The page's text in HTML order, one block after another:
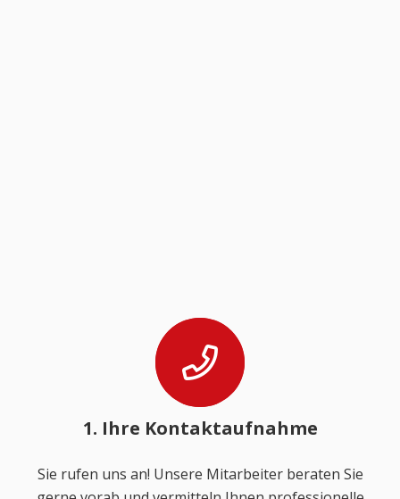
1. Ihre Kontaktaufnahme
Sie rufen uns an! Unsere Mitarbeiter beraten Sie